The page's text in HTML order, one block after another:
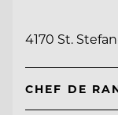
4170 St.